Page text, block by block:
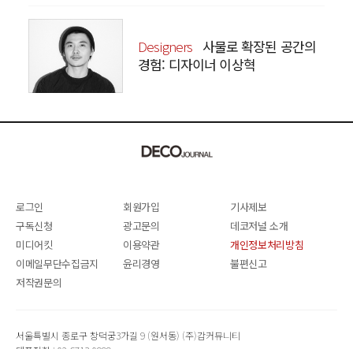
Designers 사물로 확장된 공간의
경험: 디자이너 이상혁
로그인 회원가입
기사제보
구독신청
광고문의
데코저널 소개
미디어킷
이용약관
개인정보처리방침
이메일무단수집금지
윤리경영
불편신고
저작권문의
서울특별시 종로구 창덕궁3가길 9 (원서동) (주)감커뮤니티